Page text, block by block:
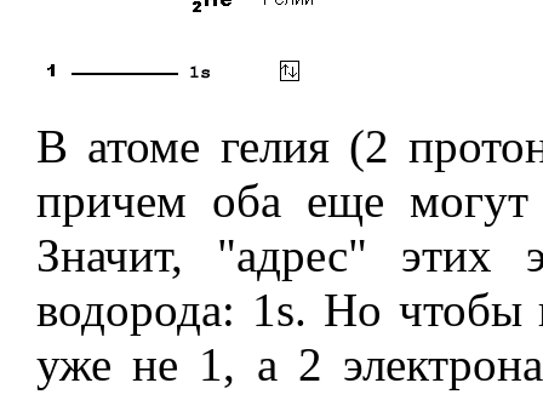
В атоме гелия (2
причем оба еще могут
Значит, "адрес" этих
водорода: 1s. Но чтобы
уже не 1, а 2